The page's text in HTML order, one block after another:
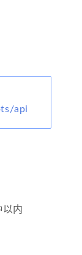
api
内